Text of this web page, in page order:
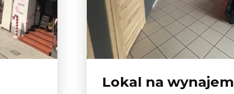
Lokal na wynajem